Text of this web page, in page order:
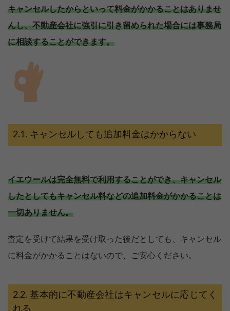
キャンセルしたからといって料金がかかることはありませ
んし、不動産会社に強引に引き留められた場合には事務局
に相談することができます。
キャンセルしても追加料金はかからない
イエウールは完全無料で利用することができ、キャンセル
したとしてもキャンセル料などの追加料金がかかることは
一切ありません。
査定を受けて結果を受け取った後だとしても、キャンセル
に料金がかかることはないので、ご安心ください。
基本的に不動産会社はキャンセルに応じてく
れる